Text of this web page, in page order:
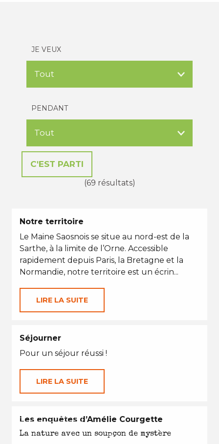
JE VEUX
PENDANT
(69 résultats)
Notre territoire
Le Maine Saosnois se situe au nord-est de la
Sarthe, à la limite de l’Orne. Accessible
rapidement depuis Paris, la Bretagne et la
Normandie, notre territoire est un écrin...
LIRE LA SUITE
Séjourner
Pour un séjour réussi !
LIRE LA SUITE
EN TOUTES SAISONS
Les enquêtes d’Amélie Courgette
La nature avec un soupçon de mystère